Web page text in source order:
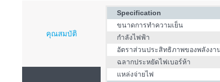
คุณสมบัติ
Specification
ขนาดการทำความเย็น
กำลังไฟฟ้า
อัตราส่วนประสิทธิภาพของพลังงา
ฉลากประหยัดไฟเบอร์ห้า
แหล่งจ่ายไฟ